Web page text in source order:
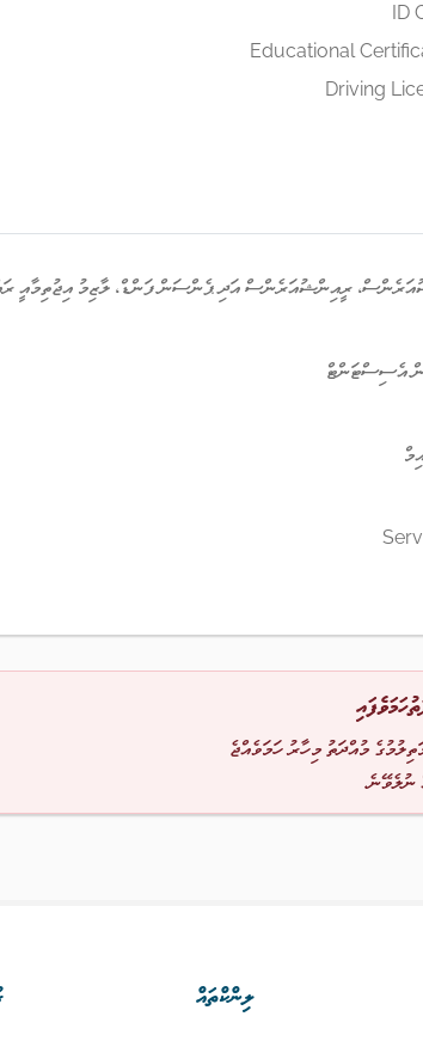
ID
Educational
Driving
ރީއިންޝުއަރެންސް އަދި ޕެންސަން ފަންޑް، ލާޒިމު އިޖުތިމާއީ
އެސިސްޓަންޓް
މުއްދަތު މިހާރު ހަމަވެއްޖެ
ނުލެވޭނެ.
ލިންކްތައް